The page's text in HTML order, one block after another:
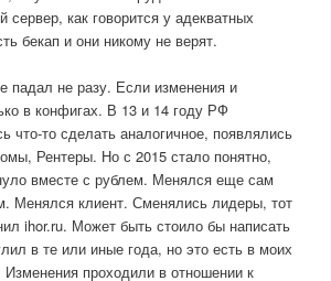
сервер, как говорится у адекватных
бекап и они никому не верят.
падал не разу. Если изменения и
в конфигах. В 13 и 14 году РФ
что-то сделать аналогичное, появлялись
Рентеры. Но с 2015 стало понятно,
вместе с рублем. Менялся еще сам
Менялся клиент. Сменялись лидеры, тот
ihor.ru. Может быть стоило бы написать
в те или иные года, но это есть в моих
Изменения проходили в отношении к